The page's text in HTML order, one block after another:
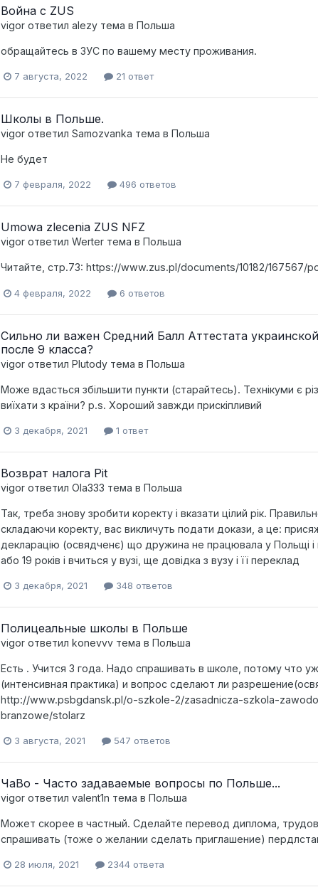
Война с ZUS
vigor ответил alezy тема в Польша
обращайтесь в ЗУС по вашему месту проживания.
7 августа, 2022 21 ответ
Школы в Польше.
vigor ответил Samozvanka тема в Польша
Не будет
7 февраля, 2022 496 ответов
Umowa zlecenia ZUS NFZ
vigor ответил Werter тема в Польша
Читайте, стр.73: https://www.zus.pl/documents/10182/
4 февраля, 2022 6 ответов
Сильно ли важен Средний Балл Аттестата
после 9 класса?
vigor ответил Plutody тема в Польша
Може вдасться збільшити пункти (старайтесь). Технікуми є
виїхати з країни? p.s. Хороший завжди прискіпливий
3 декабря, 2021 1 ответ
Возврат налога Pit
vigor ответил Ola333 тема в Польша
Так, треба знову зробити коректу і вказати цілий рік.
складаючи коректу, вас викличуть подати докази, а це:
декларацію (освядченє) що дружина не працювала у Польщі
або 19 років і вчиться у вузі, ще довідка з вузу і її переклад
3 декабря, 2021 348 ответов
Полицеальные школы в Польше
vigor ответил konevvv тема в Польша
Есть . Учится 3 года. Надо спрашивать в школе, потому что
(интенсивная практика) и вопрос сделают ли
http://www.psbgdansk.pl/o-szkole-2/zasadnicza-szkola-
branzowe/stolarz
3 августа, 2021 547 ответов
ЧаВо - Часто задаваемые вопросы по Польше...
vigor ответил valent1n тема в Польша
Может скорее в частный. Сделайте перевод диплома,
спрашивать (тоже о желании сделать приглашение)
28 июля, 2021 2344 ответа